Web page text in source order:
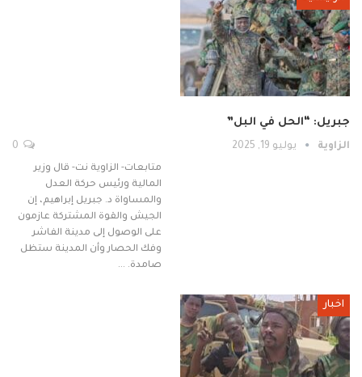
جبريل: “الحل في البل”
الزاوية يوليو 19, 2025
متابعات- الزاوية نت- قال وزير
المالية ورئيس حركة العدل
والمساواة د. جبريل إبراهيم، إن
الجيش والقوة المشتركة عازمون
على الوصول إلى مدينة الفاشر
وفك الحصار وأن المدينة ستظل
صامدة. …
اخبار